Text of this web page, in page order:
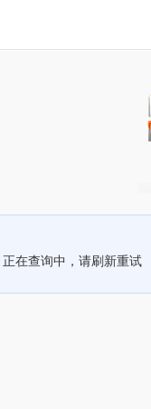
正在查询中，请刷新重试